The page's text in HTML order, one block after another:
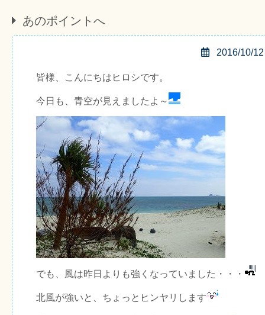
あのポイントへ
2016/10/12
皆様、こんにちはヒロシです。
今日も、青空が見えましたよ～
でも、風は昨日よりも強くなっていました・・・
北風が強いと、ちょっとヒンヤリします